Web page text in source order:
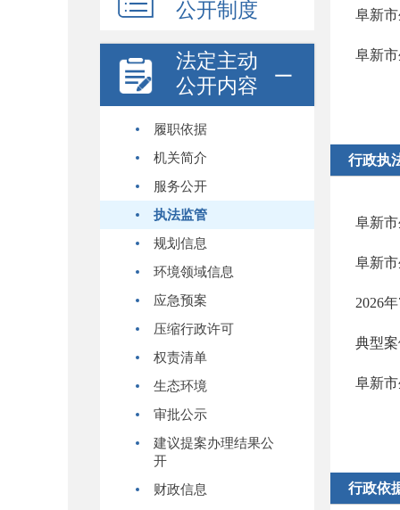
公开制度
法定主动
公开内容
履职依据
机关简介
服务公开
执法监管
规划信息
环境领域信息
应急预案
压缩行政许可
权责清单
生态环境
审批公示
建议提案办理结果公
开
财政信息
阜新
阜新
行政执
阜新
阜新
2026
典型
阜新
行政依